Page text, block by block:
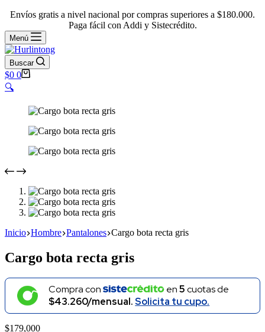
Envíos gratis a nivel nacional por compras superiores a $180.000.
Paga fácil con Addi y Sistecrédito.
Menú
Buscar
Carro
de
compra
$0 0
🔍
Inicio Hombre Pantalones Cargo bota recta gris
Cargo bota recta gris
Compra con en5cuotas de
$43.260/mensual.Solicita tu cupo.
$179,000